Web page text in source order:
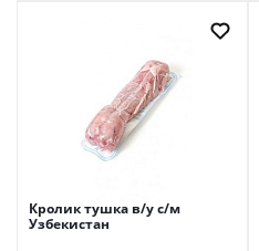
Кролик тушка в/у с/м
Узбекистан